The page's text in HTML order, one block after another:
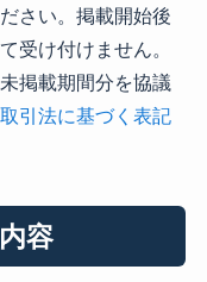
さい。掲載開始後
受け付けません。
掲載期間分を協議
引法に基づく表記
容